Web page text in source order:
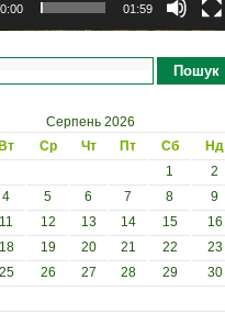
01:59
Пошук
Серпень 2026
Вт Ср Чт Пт Сб
Нд
1
2
4 5 6 7 8
9
11 12 13 14 15
16
18 19 20 21 22
23
25 26 27 28 29
30